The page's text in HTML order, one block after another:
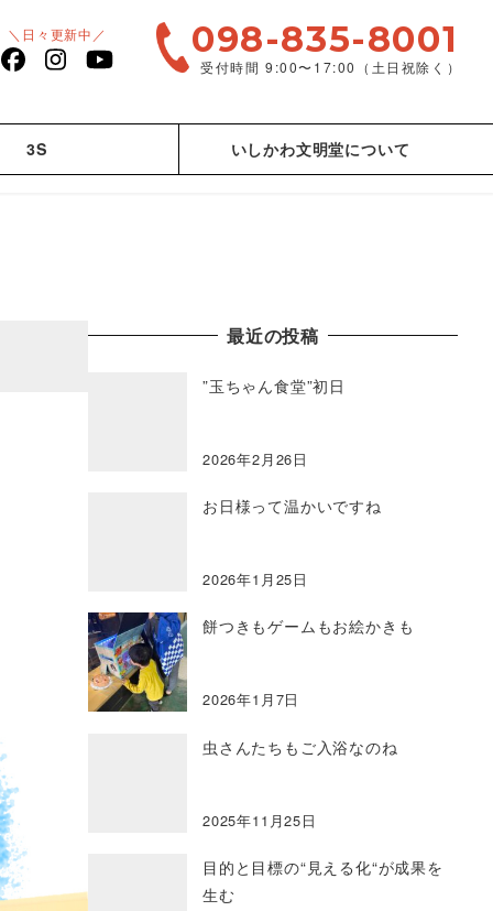
＼日々更新中／
facebook
Instagram
YouTube
098-835-8001
受付時間 9:00〜17:00（土日祝除く）
3S いしかわ文明堂について
最近の投稿
”玉ちゃん食堂”初日
2026年2月26日
お日様って温かいですね
2026年1月25日
餅つきもゲームもお絵かきも
2026年1月7日
虫さんたちもご入浴なのね
2025年11月25日
目的と目標の“見える化“が成果を
生む